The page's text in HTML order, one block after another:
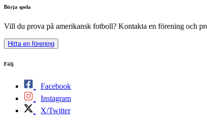
Börja spela
Vill du prova på amerikansk fotboll? Kontakta en förening och
Hitta en förening
Följ
Facebook
Instagram
X/Twitter